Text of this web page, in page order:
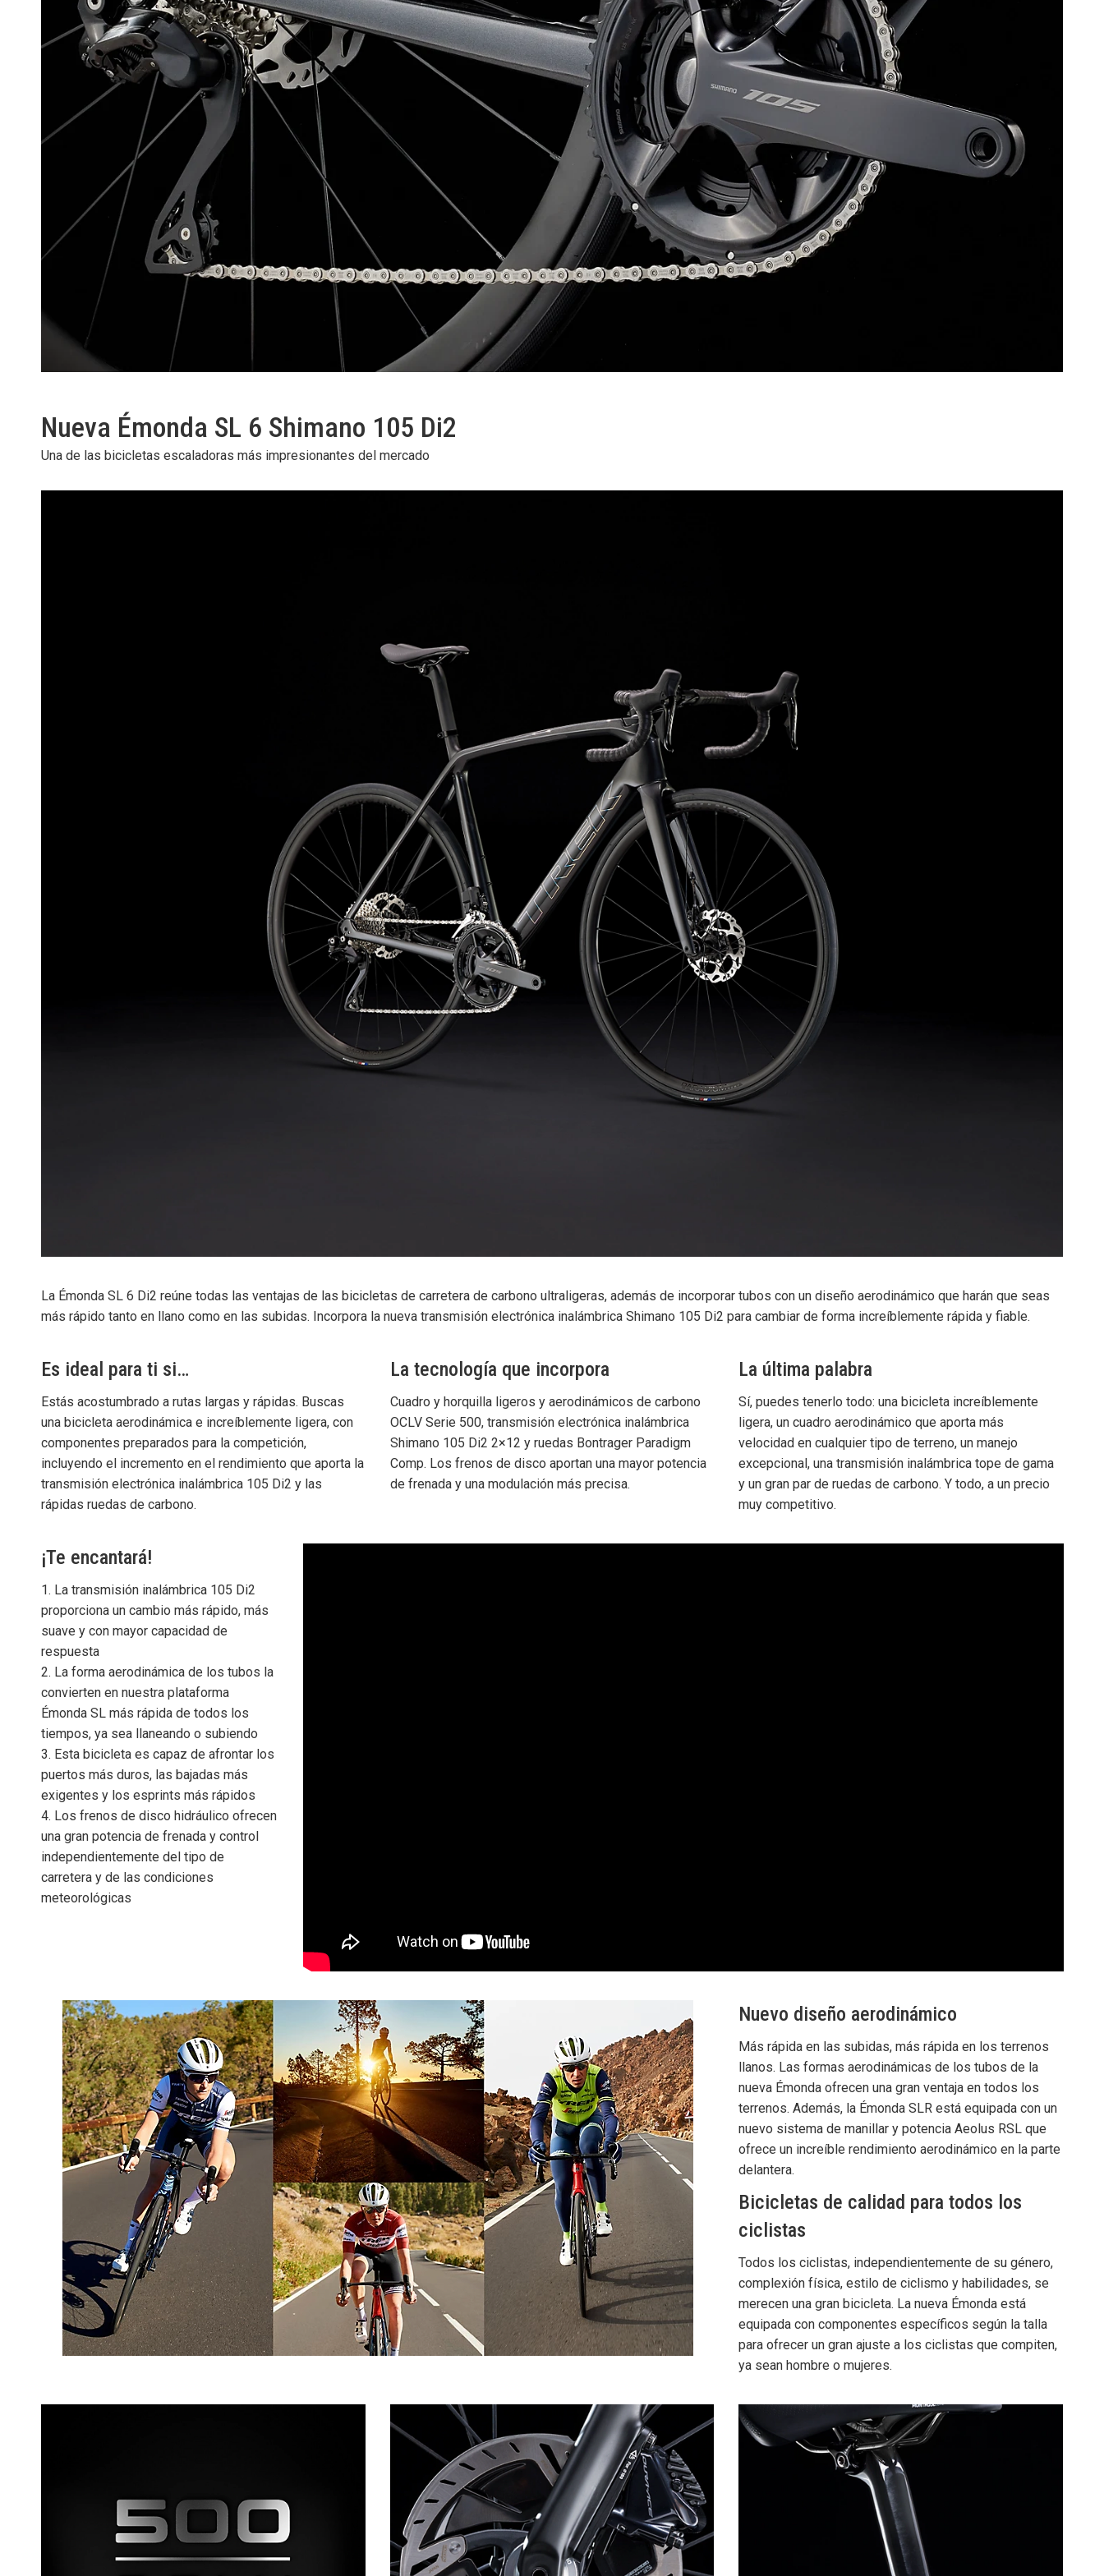
Nueva Émonda SL 6 Shimano 105 Di2
Una de las bicicletas escaladoras más impresionantes del mercado
La Émonda SL 6 Di2 reúne todas las ventajas de las bicicletas de carretera de carbono ultraligeras, además de incorporar tubos con un diseño aerodinámico que harán que seas
más rápido tanto en llano como en las subidas. Incorpora la nueva transmisión electrónica inalámbrica Shimano 105 Di2 para cambiar de forma increíblemente rápida y fiable.
Es ideal para ti si…
Estás acostumbrado a rutas largas y rápidas. Buscas
una bicicleta aerodinámica e increíblemente ligera, con
componentes preparados para la competición,
incluyendo el incremento en el rendimiento que aporta la
transmisión electrónica inalámbrica 105 Di2 y las
rápidas ruedas de carbono.
La tecnología que incorpora
Cuadro y horquilla ligeros y aerodinámicos de carbono
OCLV Serie 500, transmisión electrónica inalámbrica
Shimano 105 Di2 2×12 y ruedas Bontrager Paradigm
Comp. Los frenos de disco aportan una mayor potencia
de frenada y una modulación más precisa.
La última palabra
Sí, puedes tenerlo todo: una bicicleta increíblemente
ligera, un cuadro aerodinámico que aporta más
velocidad en cualquier tipo de terreno, un manejo
excepcional, una transmisión inalámbrica tope de gama
y un gran par de ruedas de carbono. Y todo, a un precio
muy competitivo.
¡Te encantará!
1. La transmisión inalámbrica 105 Di2
proporciona un cambio más rápido, más
suave y con mayor capacidad de
respuesta
2. La forma aerodinámica de los tubos la
convierten en nuestra plataforma
Émonda SL más rápida de todos los
tiempos, ya sea llaneando o subiendo
3. Esta bicicleta es capaz de afrontar los
puertos más duros, las bajadas más
exigentes y los esprints más rápidos
4. Los frenos de disco hidráulico ofrecen
una gran potencia de frenada y control
independientemente del tipo de
carretera y de las condiciones
meteorológicas
Nuevo diseño aerodinámico
Más rápida en las subidas, más rápida en los terrenos
llanos. Las formas aerodinámicas de los tubos de la
nueva Émonda ofrecen una gran ventaja en todos los
terrenos. Además, la Émonda SLR está equipada con un
nuevo sistema de manillar y potencia Aeolus RSL que
ofrece un increíble rendimiento aerodinámico en la parte
delantera.
Bicicletas de calidad para todos los
ciclistas
Todos los ciclistas, independientemente de su género,
complexión física, estilo de ciclismo y habilidades, se
merecen una gran bicicleta. La nueva Émonda está
equipada con componentes específicos según la talla
para ofrecer un gran ajuste a los ciclistas que compiten,
ya sean hombre o mujeres.